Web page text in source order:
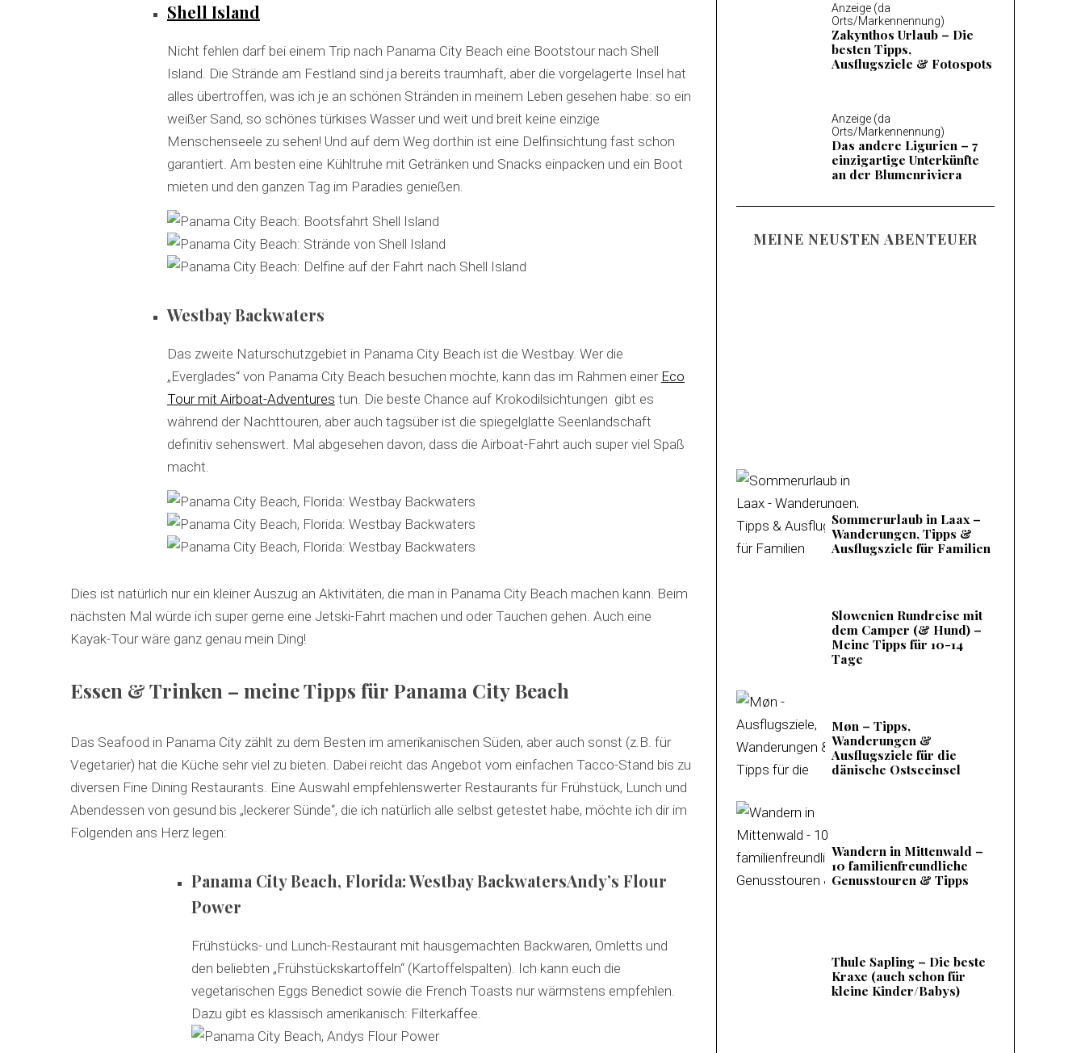
Shell Island
Nicht fehlen darf bei einem Trip nach Panama City Beach eine Bootstour nach Shell
Island. Die Strände am Festland sind ja bereits traumhaft, aber die vorgelagerte Insel hat
alles übertroffen, was ich je an schönen Stränden in meinem Leben gesehen habe: so ein
weißer Sand, so schönes türkises Wasser und weit und breit keine einzige
Menschenseele zu sehen! Und auf dem Weg dorthin ist eine Delfinsichtung fast schon
garantiert. Am besten eine Kühltruhe mit Getränken und Snacks einpacken und ein Boot
mieten und den ganzen Tag im Paradies genießen.
Westbay Backwaters
Das zweite Naturschutzgebiet in Panama City Beach ist die Westbay. Wer die
„Everglades“ von Panama City Beach besuchen möchte, kann das im Rahmen einer Eco
Tour mit Airboat-Adventures tun. Die beste Chance auf Krokodilsichtungen gibt es
während der Nachttouren, aber auch tagsüber ist die spiegelglatte Seenlandschaft
definitiv sehenswert. Mal abgesehen davon, dass die Airboat-Fahrt auch super viel Spaß
macht.
Dies ist natürlich nur ein kleiner Auszug an Aktivitäten, die man in Panama City Beach machen kann. Beim
nächsten Mal würde ich super gerne eine Jetski-Fahrt machen und oder Tauchen gehen. Auch eine
Kayak-Tour wäre ganz genau mein Ding!
Essen & Trinken – meine Tipps für Panama City Beach
Das Seafood in Panama City zählt zu dem Besten im amerikanischen Süden, aber auch sonst (z.B. für
Vegetarier) hat die Küche sehr viel zu bieten. Dabei reicht das Angebot vom einfachen Tacco-Stand bis zu
diversen Fine Dining Restaurants. Eine Auswahl empfehlenswerter Restaurants für Frühstück, Lunch und
Abendessen von gesund bis „leckerer Sünde“, die ich natürlich alle selbst getestet habe, möchte ich dir im
Folgenden ans Herz legen:
Panama City Beach, Florida: Westbay BackwatersAndy’s Flour
Power
Frühstücks- und Lunch-Restaurant mit hausgemachten Backwaren, Omletts und
den beliebten „Frühstückskartoffeln“ (Kartoffelspalten). Ich kann euch die
vegetarischen Eggs Benedict sowie die French Toasts nur wärmstens empfehlen.
Dazu gibt es klassisch amerikanisch: Filterkaffee.
Anzeige (da
Orts/Markennennung)
Zakynthos Urlaub – Die
besten Tipps,
Ausflugsziele & Fotospots
Anzeige (da
Orts/Markennennung)
Das andere Ligurien – 7
einzigartige Unterkünfte
an der Blumenriviera
MEINE NEUSTEN ABENTEUER
Sommerurlaub in Laax –
Wanderungen, Tipps &
Ausflugsziele für Familien
Slowenien Rundreise mit
dem Camper (& Hund) –
Meine Tipps für 10-14
Tage
Møn – Tipps,
Wanderungen &
Ausflugsziele für die
dänische Ostseeinsel
Wandern in Mittenwald –
10 familienfreundliche
Genusstouren & Tipps
Thule Sapling – Die beste
Kraxe (auch schon für
kleine Kinder/Babys)